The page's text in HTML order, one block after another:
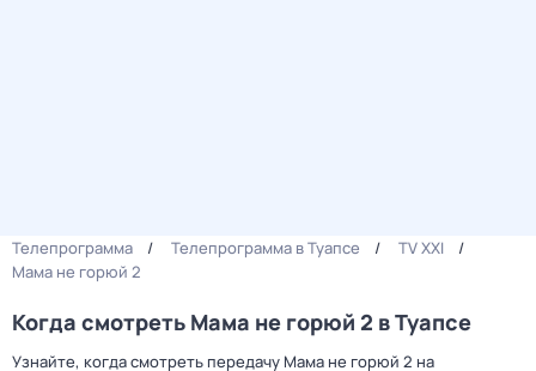
Телепрограмма Телепрограмма в Туапсе
TV XXI
Мама не горюй 2
Когда смотреть Мама не горюй 2 в Туапсе
Узнайте, когда смотреть передачу Мама не горюй 2 на